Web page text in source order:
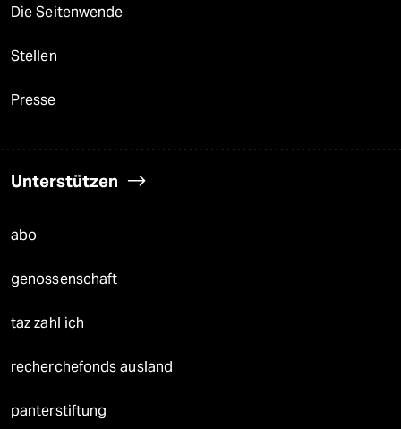
Die Seitenwende
Stellen
Presse
Unterstützen
abo
genossenschaft
taz zahl ich
recherchefonds ausland
panterstiftung